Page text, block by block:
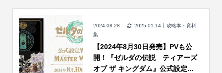
2024.08.28 2025.01.14
攻略本・資料
集
【2024年8月30日発売】PVも公
開！『ゼルダの伝説 ティアーズ
オブ ザ キングダム』公式設定...